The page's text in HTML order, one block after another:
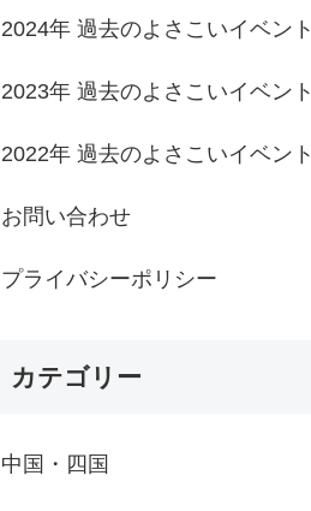
2024年 過去のよさこいイベント
2023年 過去のよさこいイベント
2022年 過去のよさこいイベント
お問い合わせ
プライバシーポリシー
カテゴリー
中国・四国